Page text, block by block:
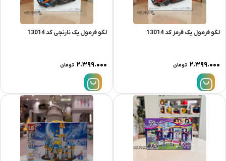
لگو فرمول یک قرمز کد 13014
۲.۳۹۹.۰۰۰ تومان
لگو فرمول یک نارنجی کد 13014
۲.۳۹۹.۰۰۰ تومان